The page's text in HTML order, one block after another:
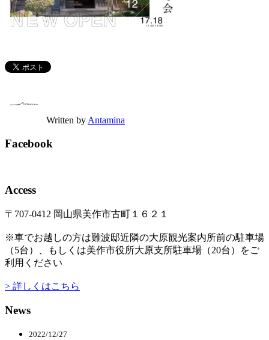
Written by Antamina
Facebook
Access
〒707-0412 岡山県美作市古町１６２１
※車でお越しの方は難波邸近隣の大原観光案内所前の駐車場
（5台）、もしくは美作市役所大原支所駐車場（20台）をご
利用ください
> 詳しくはこちら
News
2022/12/27